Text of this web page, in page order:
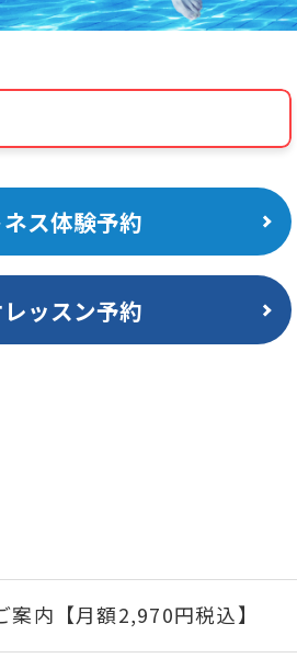
ス体験予約
ッスン予約
内【月額2,970円税込】